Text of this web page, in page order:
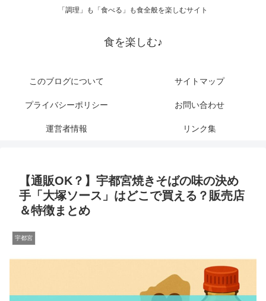
「調理」も「食べる」も食全般を楽しむサイト
食を楽しむ♪
このブログについて サイトマップ
プライバシーポリシー お問い合わせ
運営者情報 リンク集
【通販OK？】宇都宮焼きそばの味の決め
手「大塚ソース」はどこで買える？販売店
＆特徴まとめ
宇都宮